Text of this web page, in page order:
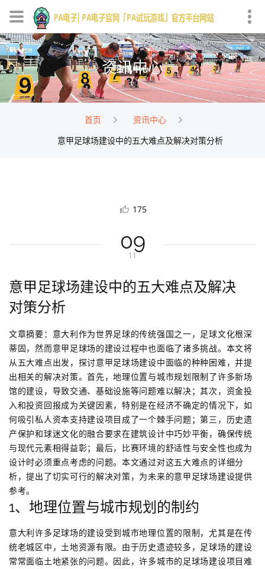
资讯中心
首页
资讯中心
意甲足球场建设中的五大难点及解决对策分析
175
09
11
意甲足球场建设中的五大难点及解决
对策分析
文章摘要：意大利作为世界足球的传统强国之一，足球文化根深
蒂固，然而意甲足球场的建设过程中也面临了诸多挑战。本文将
从五大难点出发，探讨意甲足球场建设中面临的种种困难，并提
出相关的解决对策。首先，地理位置与城市规划限制了许多新场
馆的建设，导致交通、基础设施等问题难以解决；其次，资金投
入和投资回报成为关键因素，特别是在经济不确定的情况下，如
何吸引私人资本支持建设项目成了一个棘手问题；第三，历史遗
产保护和球迷文化的融合要求在建筑设计中巧妙平衡，确保传统
与现代元素相得益彰；最后，比赛环境的舒适性与安全性也成为
设计时必须重点考虑的问题。本文通过对这五大难点的详细分
析，提出了切实可行的解决对策，为未来的意甲足球场建设提供
参考。
1、地理位置与城市规划的制约
意大利许多足球场的建设受到城市地理位置的限制，尤其是在传
统老城区中，土地资源有限。由于历史遗迹较多，足球场的建设
常常面临土地紧张的问题。因此，许多城市的足球场建设项目难